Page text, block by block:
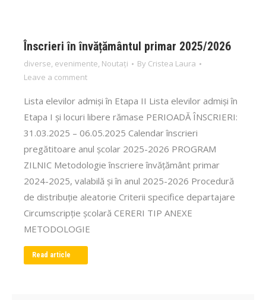
Înscrieri în învățământul primar 2025/2026
diverse, evenimente, Noutați By Cristea Laura
Leave a comment
Lista elevilor admiși în Etapa II Lista elevilor admiși în
Etapa I și locuri libere rămase PERIOADĂ ÎNSCRIERI:
31.03.2025 – 06.05.2025 Calendar înscrieri
pregătitoare anul școlar 2025-2026 PROGRAM
ZILNIC Metodologie înscriere învățământ primar
2024-2025, valabilă și în anul 2025-2026 Procedură
de distribuție aleatorie Criterii specifice departajare
Circumscripție școlară CERERI TIP ANEXE
METODOLOGIE
Read article